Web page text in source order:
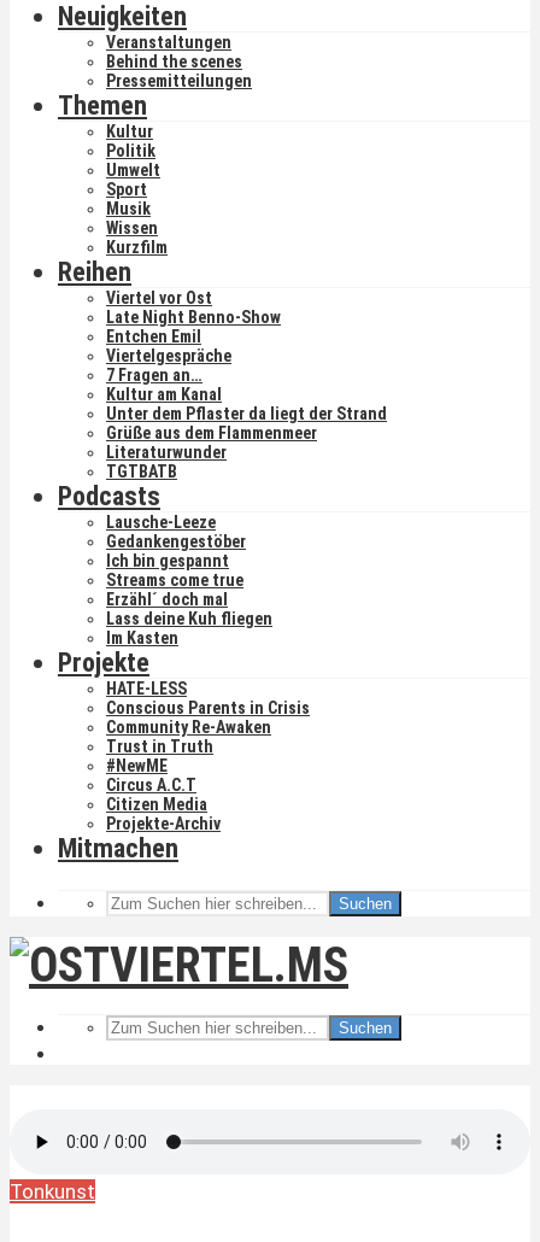
Neuigkeiten
Veranstaltungen
Behind the scenes
Pressemitteilungen
Themen
Kultur
Politik
Umwelt
Sport
Musik
Wissen
Kurzfilm
Reihen
Viertel vor Ost
Late Night Benno-Show
Entchen Emil
Viertelgespräche
7 Fragen an…
Kultur am Kanal
Unter dem Pflaster da liegt der Strand
Grüße aus dem Flammenmeer
Literaturwunder
TGTBATB
Podcasts
Lausche-Leeze
Gedankengestöber
Ich bin gespannt
Streams come true
Erzähl´ doch mal
Lass deine Kuh fliegen
Im Kasten
Projekte
HATE-LESS
Conscious Parents in Crisis
Community Re-Awaken
Trust in Truth
#NewME
Circus A.C.T
Citizen Media
Projekte-Archiv
Mitmachen
Suchen
Suchen
Tonkunst